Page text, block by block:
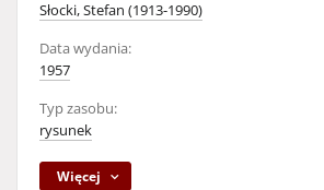
Słocki, Stefan (1913-1990)
Data wydania:
1957
Typ zasobu:
rysunek
Więcej